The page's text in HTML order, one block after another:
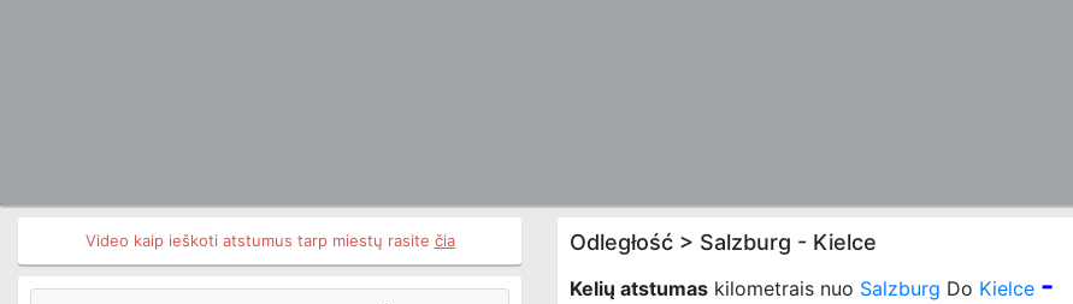
Video kaip ieškoti atstumus tarp miestų rasite čia Odległość > Salzburg - Kielce
Kelių atstumas kilometrais nuo Salzburg Do Kielce -